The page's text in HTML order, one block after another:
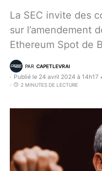
La SEC invite des
sur l’amendement
Ethereum Spot de
PAR CAPETLEVRAI
Publié le 24 avril 2024 à 14h17 •
2 MINUTES DE LECTURE